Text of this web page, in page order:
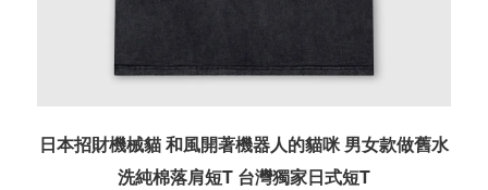
日本招財機械貓 和風開著機器人的貓咪 男女款做舊水
洗純棉落肩短T 台灣獨家日式短T